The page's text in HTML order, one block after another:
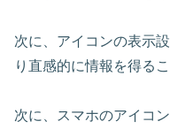
次に、アイコンの表示
り直感的に情報を得る
次に、スマホのアイコ